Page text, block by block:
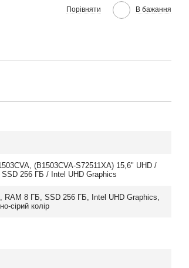
Порівняти В бажання
(B1503CVA-S72511XA) 15,6" UHD /
256 ГБ / Intel UHD Graphics
RAM 8 ГБ, SSD 256 ГБ, Intel UHD Graphics,
сірий колір